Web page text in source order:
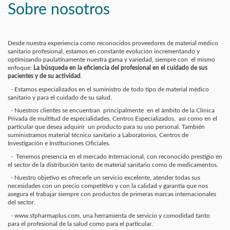
Sobre nosotros
Desde nuestra experiencia como reconocidos proveedores de material médico
sanitario profesional, estamos en constante evolución incrementando y
optimizando paulatinamente nuestra gama y variedad, siempre con el mismo
enfoque: La búsqueda en la eficiencia del profesional en el cuidado de sus
pacientes y de su actividad
- Estamos especializados en el suministro de todo tipo de material médico
sanitario y para el cuidado de su salud.
- Nuestros clientes se encuentran principalmente en el ámbito de la Clínica
Privada de multitud de especialidades, Centros Especializados, así como en el
particular que desea adquirir un producto para su uso personal. También
suministramos material técnico sanitario a Laboratorios, Centros de
Investigación e Instituciones Oficiales.
- Tenemos presencia en el mercado Internacional, con reconocido prestigio en
el sector de la distribución tanto de material sanitario como de medicamentos.
- Nuestro objetivo es ofrecerle un servicio excelente, atender todas sus
necesidades con un precio competitivo y con la calidad y garantía que nos
asegura el trabajar siempre con productos de primeras marcas internacionales
del sector.
- www.sfpharmaplus.com, una herramienta de servicio y comodidad tanto
para el profesional de la salud como para el particular.